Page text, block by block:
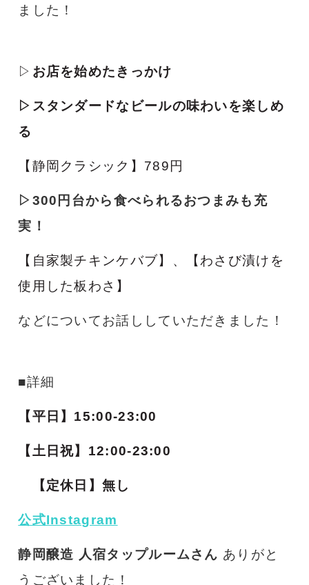
ました！
▷ お店を始めたきっかけ
▷スタンダードなビールの味わいを楽しめ
る
【静岡クラシック】789円
▷300円台から食べられるおつまみも充
実！
【自家製チキンケバブ】、【わさび漬けを
使用した板わさ】
などについてお話ししていただきました！
■詳細
【平日】15:00-23:00
【土日祝】12:00-23:00
【定休日】無し
公式Instagram
静岡醸造 人宿タップルームさん ありがと
うございました！